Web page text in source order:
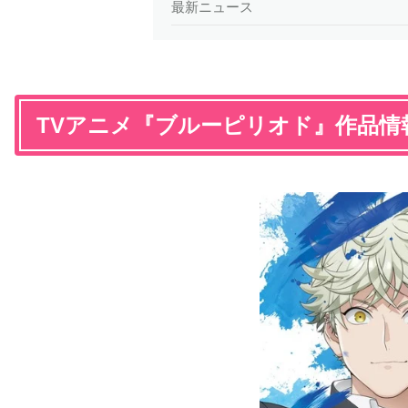
最新ニュース
TVアニメ『ブルーピリオド』作品情